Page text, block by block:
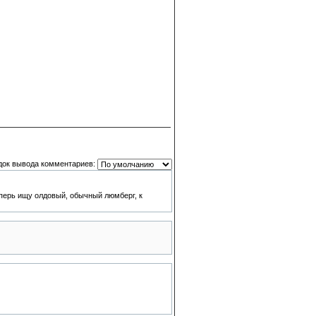
вывода комментариев:
ищу олдовый, обычный люмберг, к